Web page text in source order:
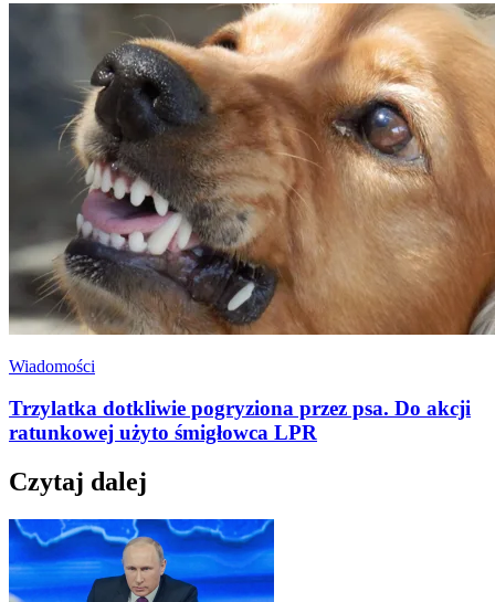
Wiadomości
Trzylatka dotkliwie pogryziona przez psa. Do akcji
ratunkowej użyto śmigłowca LPR
Czytaj dalej